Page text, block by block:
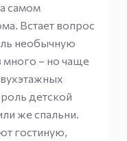
самом
Встает вопрос
необычную
– но чаще
детской
же спальни.
гостиную,